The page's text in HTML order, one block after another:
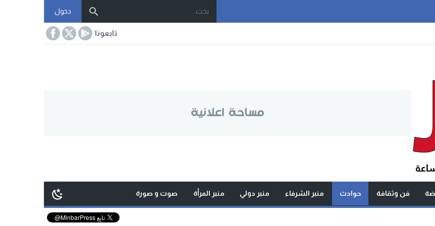
دخول
تابعونا
فن وثقافة حوادث منبر الشرفاء منبر دولي منبر المرأة صوت و صورة